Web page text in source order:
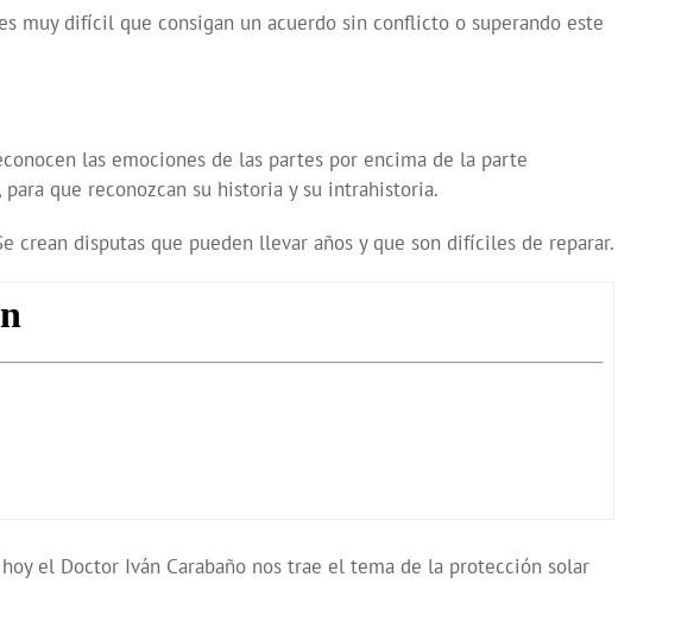
muy difícil que consigan un acuerdo sin conflicto o superando este
las emociones de las partes por encima de la parte
que reconozcan su historia y su intrahistoria.
disputas que pueden llevar años y que son difíciles de reparar.
el Doctor Iván Carabaño nos trae el tema de la protección solar